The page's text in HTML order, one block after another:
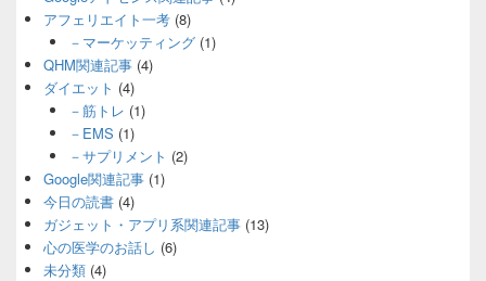
アフェリエイト一考 (8)
－マーケッティング(1)
QHM関連記事 (4)
ダイエット (4)
－筋トレ (1)
－EMS (1)
－サプリメント (2)
Google関連記事 (1)
今日の読書 (4)
ガジェット・アプリ系関連記事 (13)
心の医学のお話し (6)
未分類 (4)